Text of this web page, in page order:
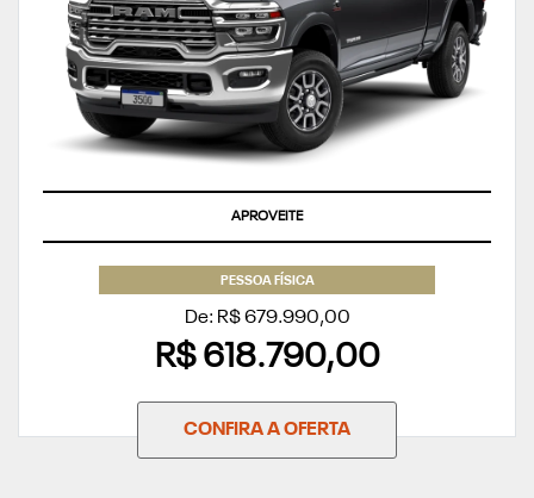
TAXA ZERO
PESSOA FÍSICA
De: R$ 679.990,00
R$ 618.790,00
CONFIRA A OFERTA